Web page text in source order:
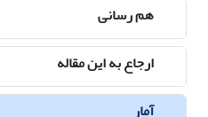
هم رسانی
ارجاع به این مقاله
آمار